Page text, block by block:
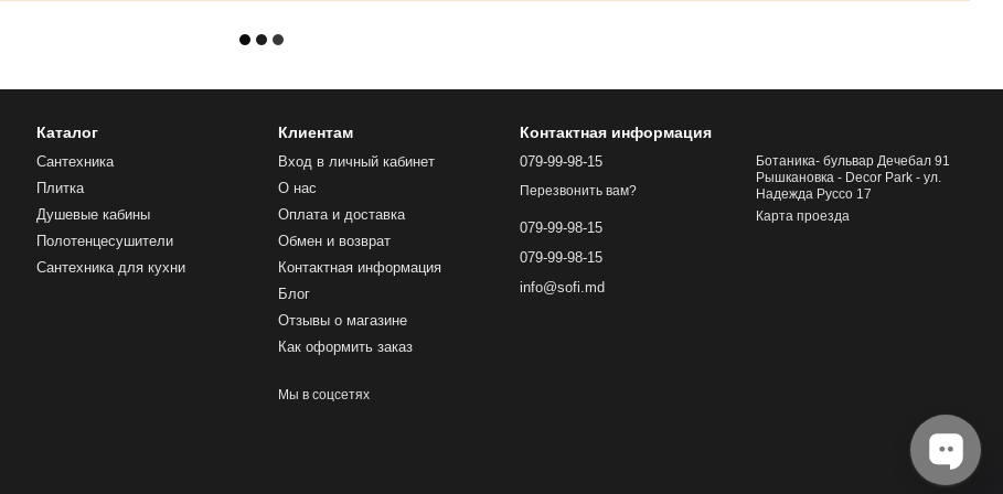
Каталог
Сантехника
Плитка
Душевые кабины
Полотенцесушители
Сантехника для кухни
Клиентам
Вход в личный кабинет
О нас
Оплата и доставка
Обмен и возврат
Контактная информация
Блог
Отзывы о магазине
Как оформить заказ
Мы в соцсетях
Контактная информация
079-99-98-15
Перезвонить вам?
079-99-98-15
079-99-98-15
info@sofi.md
Ботаника- бульвар Дечебал 91
Рышкановка - Decor Park - ул.
Надежда Руссо 17
Карта проезда